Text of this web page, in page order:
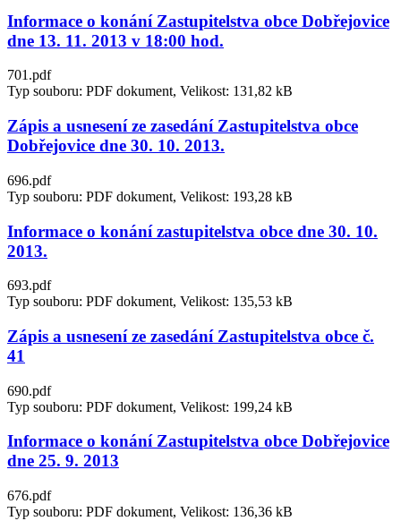
Informace o konání Zastupitelstva obce Dobřejovice
dne 13. 11. 2013 v 18:00 hod.
701.pdf
Typ souboru: PDF dokument, Velikost: 131,82 kB
Zápis a usnesení ze zasedání Zastupitelstva obce
Dobřejovice dne 30. 10. 2013.
696.pdf
Typ souboru: PDF dokument, Velikost: 193,28 kB
Informace o konání zastupitelstva obce dne 30. 10.
2013.
693.pdf
Typ souboru: PDF dokument, Velikost: 135,53 kB
Zápis a usnesení ze zasedání Zastupitelstva obce č.
41
690.pdf
Typ souboru: PDF dokument, Velikost: 199,24 kB
Informace o konání Zastupitelstva obce Dobřejovice
dne 25. 9. 2013
676.pdf
Typ souboru: PDF dokument, Velikost: 136,36 kB